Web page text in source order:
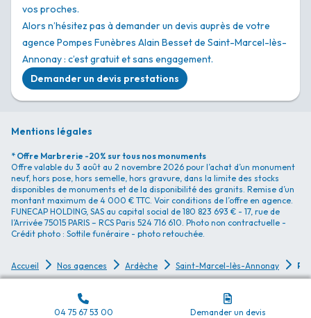
vos proches.
Alors n’hésitez pas à demander un devis auprès de votre
agence Pompes Funèbres Alain Besset de Saint-Marcel-lès-
Annonay : c’est gratuit et sans engagement.
Demander un devis prestations
Mentions légales
* Offre Marbrerie -20% sur tous nos monuments
Offre valable du 3 août au 2 novembre 2026 pour l’achat d’un monument
neuf, hors pose, hors semelle, hors gravure, dans la limite des stocks
disponibles de monuments et de la disponibilité des granits. Remise d’un
montant maximum de 4 000 € TTC. Voir conditions de l’offre en agence.
FUNECAP HOLDING, SAS au capital social de 180 823 693 € - 17, rue de
l’Arrivée 75015 PARIS – RCS Paris 524 716 610. Photo non contractuelle -
Crédit photo : Sottile funéraire - photo retouchée.
Accueil Nos agences Ardèche Saint-Marcel-lès-Annonay
04 75 67 53 00 Demander un devis